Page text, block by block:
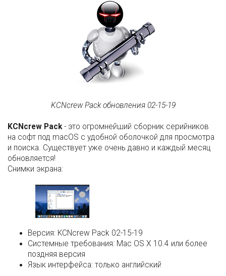
KCNcrew Pack обновления 02-15-19
KCNcrew Pack - это огромнейший сборник серийников
на софт под macOS с удобной оболочкой для просмотра
и поиска. Существует уже очень давно и каждый месяц
обновляется!
Снимки экрана:
Версия: KCNcrew Pack 02-15-19
Системные требования: Mac OS X 10.4 или более
поздняя версия
Язык интерфейса: только английский